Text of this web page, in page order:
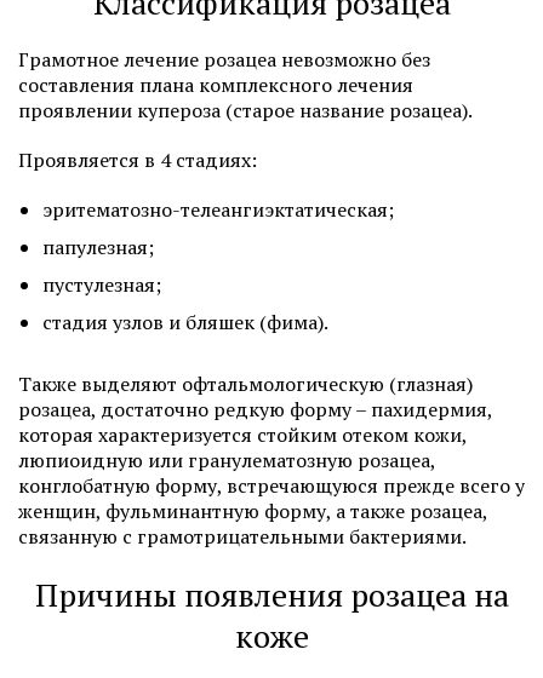
Грамотное лечение розацеа невозможно без
составления плана комплексного лечения
проявлении купероза (старое название розацеа).
Проявляется в 4 стадиях:
эритематозно-телеангиэктатическая;
папулезная;
пустулезная;
стадия узлов и бляшек (фима).
Также выделяют офтальмологическую (глазная)
розацеа, достаточно редкую форму – пахидермия,
которая характеризуется стойким отеком кожи,
люпиоидную или гранулематозную розацеа,
конглобатную форму, встречающуюся прежде всего у
женщин, фульминантную форму, а также розацеа,
связанную с грамотрицательными бактериями.
Причины появления розацеа на
коже